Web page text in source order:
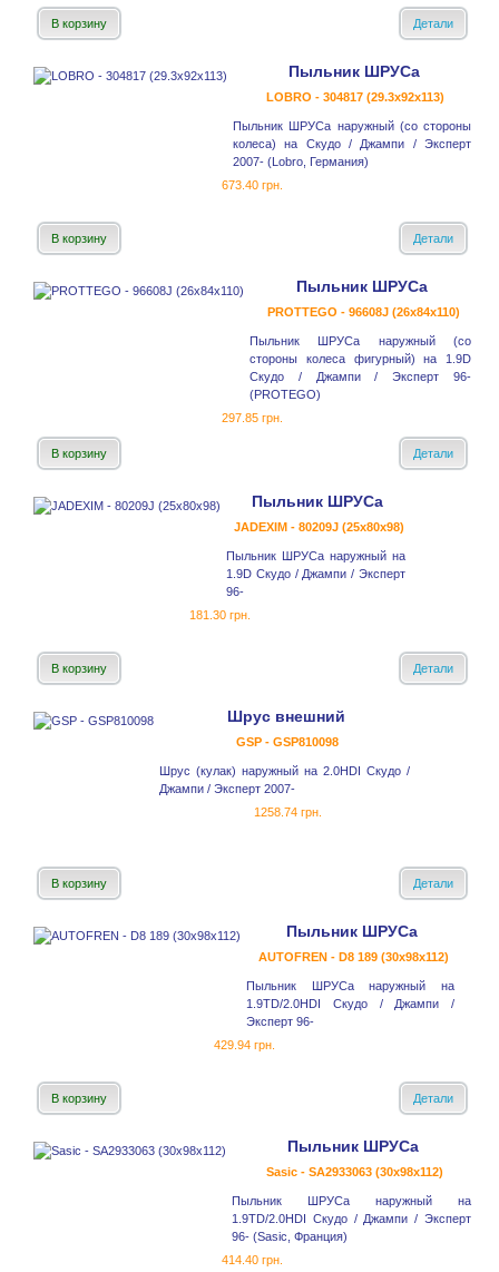
В корзину Детали
Пыльник ШРУСа
LOBRO - 304817 (29.3x92x113)
Пыльник ШРУСа наружный (со стороны
колеса) на Скудо / Джампи / Эксперт
2007- (Lobro, Германия)
673.40 грн.
В корзину Детали
Пыльник ШРУСа
PROTTEGO - 96608J (26x84x110)
Пыльник ШРУСа наружный (со
стороны колеса фигурный) на 1.9D
Скудо / Джампи / Эксперт 96-
(PROTEGO)
297.85 грн.
В корзину Детали
Пыльник ШРУСа
JADEXIM - 80209J (25x80x98)
Пыльник ШРУСа наружный на
1.9D Скудо / Джампи / Эксперт
96-
181.30 грн.
В корзину Детали
Шрус внешний
GSP - GSP810098
Шрус (кулак) наружный на 2.0HDI Скудо /
Джампи / Эксперт 2007-
1258.74 грн.
В корзину Детали
Пыльник ШРУСа
AUTOFREN - D8 189 (30x98x112)
Пыльник ШРУСа наружный на
1.9TD/2.0HDI Скудо / Джампи /
Эксперт 96-
429.94 грн.
В корзину Детали
Пыльник ШРУСа
Sasic - SA2933063 (30x98x112)
Пыльник ШРУСа наружный на
1.9TD/2.0HDI Скудо / Джампи / Эксперт
96- (Sasic, Франция)
414.40 грн.